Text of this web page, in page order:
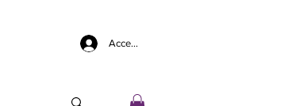
Accedi